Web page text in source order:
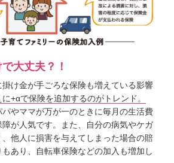
大丈夫？！
け金が手ごろな保険も増えている影響
に+αで保険を追加するのがトレンド。
やママが万が一のときに毎月の生活費
が人気です。また、自分の病気やケガ
他人に損害を与えてしまった場合の賠
あり、自転車保険などの加入も増加し